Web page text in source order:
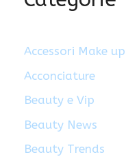
Accessori Make up
Acconciature
Beauty e Vip
Beauty News
Beauty Trends